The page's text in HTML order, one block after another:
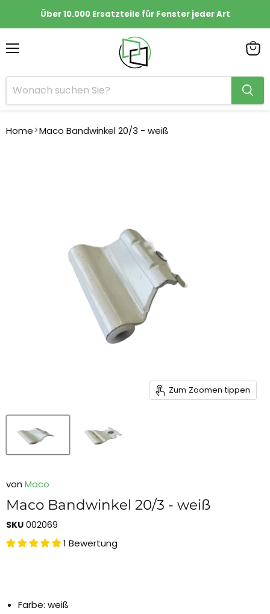
Über 10.000 Ersatzteile für Fenster jeder Art
Home Maco Bandwinkel 20/3 - weiß
Zum Zoomen tippen
von Maco
Maco Bandwinkel 20/3 - weiß
SKU 002069
1 Bewertung
Farbe: weiß